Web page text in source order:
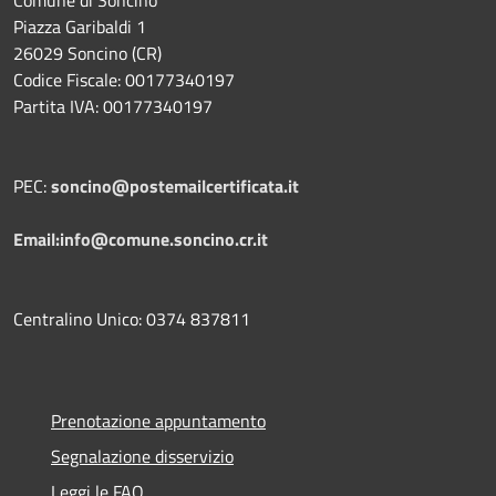
Piazza Garibaldi 1
26029 Soncino (CR)
Codice Fiscale: 00177340197
Partita IVA: 00177340197
PEC:soncino@postemailcertificata.it
Email:info@comune.soncino.cr.it
Centralino Unico: 0374 837811
Prenotazione appuntamento
Segnalazione disservizio